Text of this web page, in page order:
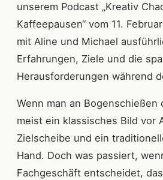
unserem Podcast „Kreativ
Kaffeepausen“ vom 11.
mit Aline und Michael
Erfahrungen, Ziele und die
Herausforderungen während
Wenn man an Bogenschießen
meist ein klassisches Bild vor
Zielscheibe und ein
Hand. Doch was passiert,
Fachgeschäft entscheidet,